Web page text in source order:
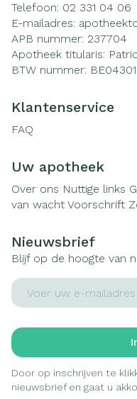
Telefoon: 02 331 04 06
E-mailadres:
APB nummer: 237704
Apotheek titularis:
BTW nummer:
Klantenservice
FAQ
Uw apotheek
Over ons Nuttige links
van wacht Voorschrift
Nieuwsbrief
Blijf op de hoogte van
E-mail adres
Door op inschrijven te
nieuwsbrief en gaat u